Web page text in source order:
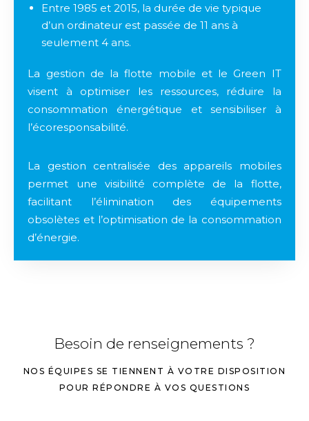
Entre 1985 et 2015, la durée de vie typique
d’un ordinateur est passée de 11 ans à
seulement 4 ans.
La gestion de la flotte mobile et le Green IT
visent à optimiser les ressources, réduire la
consommation énergétique et sensibiliser à
l’écoresponsabilité.
La gestion centralisée des appareils mobiles
permet une visibilité complète de la flotte,
facilitant l’élimination des équipements
obsolètes et l’optimisation de la consommation
d’énergie.
Besoin de renseignements ?
NOS ÉQUIPES SE TIENNENT À VOTRE DISPOSITION
POUR RÉPONDRE À VOS QUESTIONS